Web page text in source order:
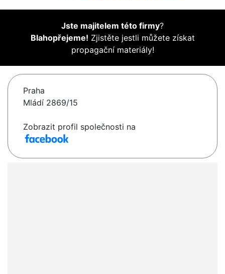
Jste majitelem této firmy?
Blahopřejeme! Zjistěte jestli můžete získat
propagační materiály!
Praha
Mládí 2869/15
Zobrazit profil společnosti na